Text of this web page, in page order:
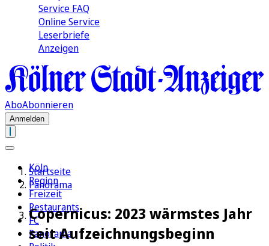
Service FAQ
Online Service
Leserbriefe
Anzeigen
AboAbonnieren
Anmelden
Köln
Region
Freizeit
Restaurants
FC
Panorama
Startseite
Panorama
Copernicus: 2023 wärmstes Jahr
seit Aufzeichnungsbeginn